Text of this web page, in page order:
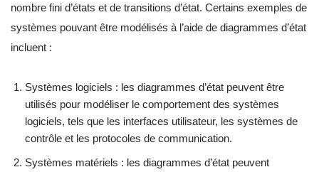
nombre fini d’états et de transitions d’état. Certains exemples de
systèmes pouvant être modélisés à l’aide de diagrammes d’état
incluent :
Systèmes logiciels : les diagrammes d’état peuvent être
utilisés pour modéliser le comportement des systèmes
logiciels, tels que les interfaces utilisateur, les systèmes de
contrôle et les protocoles de communication.
Systèmes matériels : les diagrammes d’état peuvent